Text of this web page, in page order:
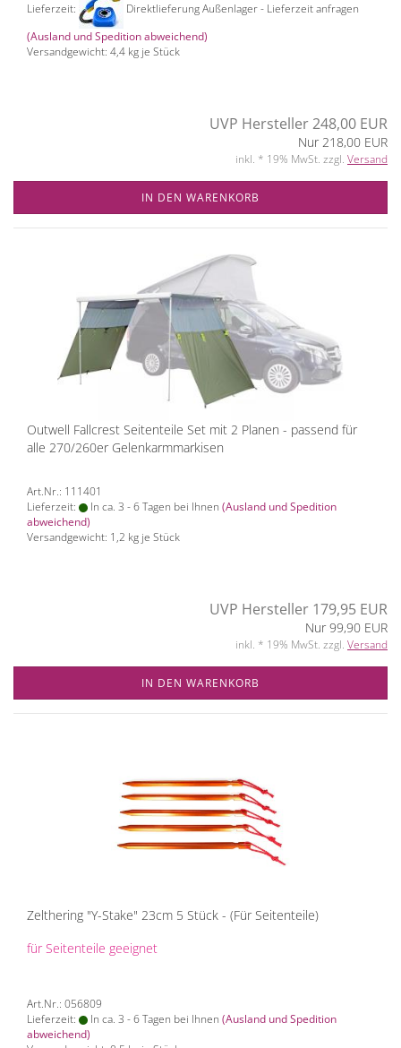
Lieferzeit:
Direktlieferung Außenlager - Lieferzeit anfragen
(Ausland und Spedition abweichend)
Versandgewicht: 4,4 kg je Stück
UVP Hersteller 248,00 EUR
Nur 218,00 EUR
inkl. * 19% MwSt. zzgl. Versand
IN DEN WARENKORB
Outwell Fallcrest Seitenteile Set mit 2 Planen - passend für
alle 270/260er Gelenkarmmarkisen
Art.Nr.: 111401
Lieferzeit:
In ca. 3 - 6 Tagen bei Ihnen (Ausland und Spedition
abweichend)
Versandgewicht: 1,2 kg je Stück
UVP Hersteller 179,95 EUR
Nur 99,90 EUR
inkl. * 19% MwSt. zzgl. Versand
IN DEN WARENKORB
Zelthering "Y-Stake" 23cm 5 Stück - (Für Seitenteile)
für Seitenteile geeignet
Art.Nr.: 056809
Lieferzeit:
In ca. 3 - 6 Tagen bei Ihnen (Ausland und Spedition
abweichend)